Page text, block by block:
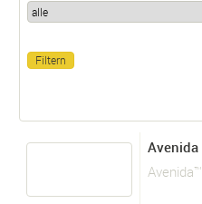
Avenida
Avenida™